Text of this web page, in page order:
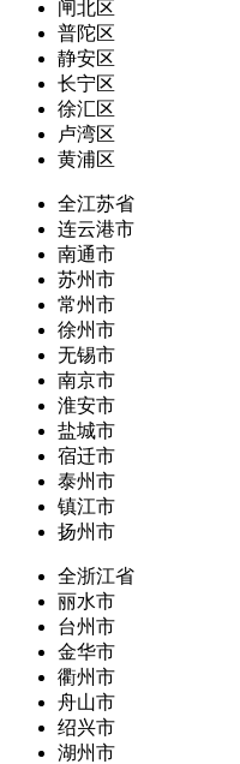
闸北区
普陀区
静安区
长宁区
徐汇区
卢湾区
黄浦区
全江苏省
连云港市
南通市
苏州市
常州市
徐州市
无锡市
南京市
淮安市
盐城市
宿迁市
泰州市
镇江市
扬州市
全浙江省
丽水市
台州市
金华市
衢州市
舟山市
绍兴市
湖州市